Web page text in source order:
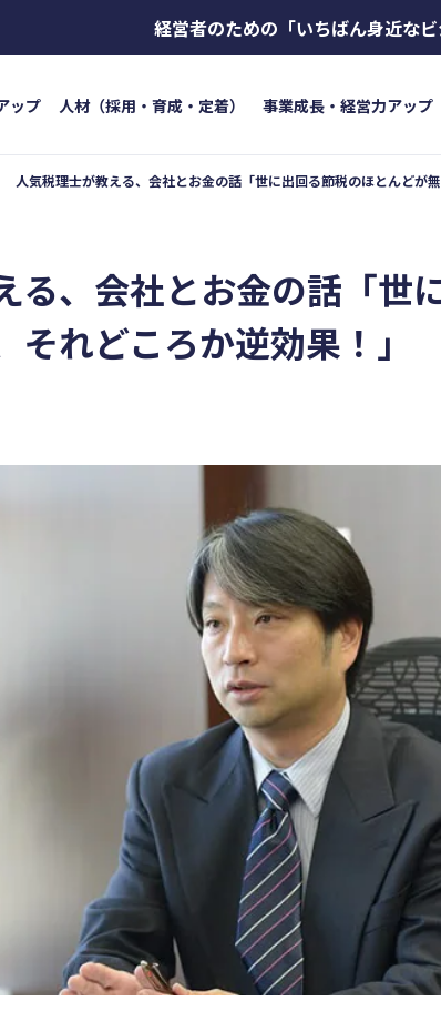
経営者のための 「いちばん身近な
人材（採用・育成・定着）
経営ノウハウ＆トレンド
業務効率化
#
#
無料で会
ップ 人材（採用・育成・定着） 事業成長・経営力アップ
#人材育成
#店舗経営 #クラブオフ
人気税理士が教える、会社とお金の話「世に出回る節税のほとんどが
る、会社とお金の話「世
それどころか逆効果！」